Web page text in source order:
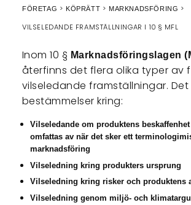
FÖRETAG KÖPRÄTT MARKNADSFÖRING
VILSELEDANDE FRAMSTÄLLNINGAR I 10 § MFL
Inom 10 § Marknadsföringslagen
återfinns det flera olika typer av
vilseledande framställningar.
bestämmelser kring:
Vilseledande om produktens
omfattas av när det sker ett
marknadsföring
Vilseledning kring produkters ursprung
Vilseledning kring risker och produktens
Vilseledning genom miljö- och